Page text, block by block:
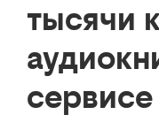
тысячи